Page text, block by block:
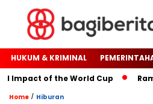
HUKUM & KRIMINAL
of the World Cup
Home / Hiburan